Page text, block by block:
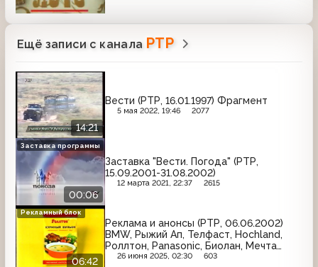
Ещё записи с канала РТР
14:21
Вести (РТР, 16.01.1997) Фрагмент
5 мая 2022, 19:46 2077
00:06
Заставка "Вести. Погода" (РТР,
15.09.2001-31.08.2002)
12 марта 2021, 22:37 2615
Заставка программы
06:42
Реклама и анонсы (РТР, 06.06.2002)
BMW, Рыжий Ап, Телфаст, Hochland,
Роллтон, Panasonic, Биолан, Мечта
хозяйки, Принцесса Ява, Три
26 июня 2025, 02:30 603
Рекламный блок